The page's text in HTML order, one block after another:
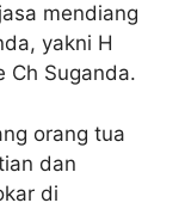
mendiang
yakni H
Ch Suganda.
orang tua
dan
di